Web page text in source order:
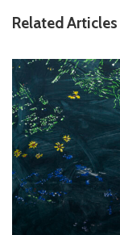
Related Articles